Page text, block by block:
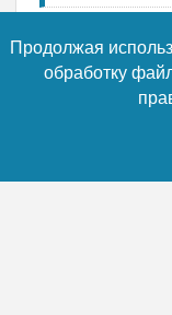
Хоть День
праздник, он
у него
маленький
нежность и
Продолжая
обработку